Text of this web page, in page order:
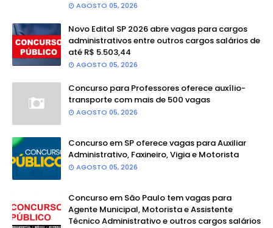
AGOSTO 05, 2026
Novo Edital SP 2026 abre vagas para cargos
administrativos entre outros cargos salários de
até R$ 5.503,44
AGOSTO 05, 2026
Concurso para Professores oferece auxílio-
transporte com mais de 500 vagas
AGOSTO 05, 2026
Concurso em SP oferece vagas para Auxiliar
Administrativo, Faxineiro, Vigia e Motorista
AGOSTO 05, 2026
Concurso em São Paulo tem vagas para
Agente Municipal, Motorista e Assistente
Técnico Administrativo e outros cargos salários